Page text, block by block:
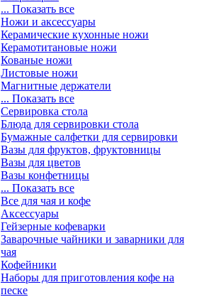
... Показать все
Ножи и аксессуары
Керамические кухонные ножи
Керамотитановые ножи
Кованые ножи
Листовые ножи
Магнитные держатели
... Показать все
Сервировка стола
Блюда для сервировки стола
Бумажные салфетки для сервировки
Вазы для фруктов, фруктовницы
Вазы для цветов
Вазы конфетницы
... Показать все
Все для чая и кофе
Аксессуары
Гейзерные кофеварки
Заварочные чайники и заварники для
чая
Кофейники
Наборы для приготовления кофе на
песке